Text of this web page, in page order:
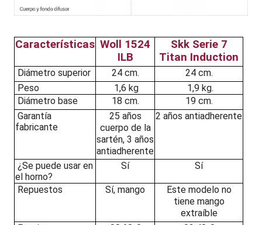
Características Woll 1524
ILB
Skk Serie 7
Titan Induction
Diámetro superior 24 cm.
24 cm.
Peso
1,6 kg
1,9 kg.
Diámetro base
18 cm.
19 cm.
Garantía
fabricante
25 años
cuerpo de la
sartén, 3 años
antiadherente
2 años antiadherente
¿Se puede usar en
el horno?
Sí Sí
Repuestos Sí, mango
Este modelo no
tiene mango
extraíble